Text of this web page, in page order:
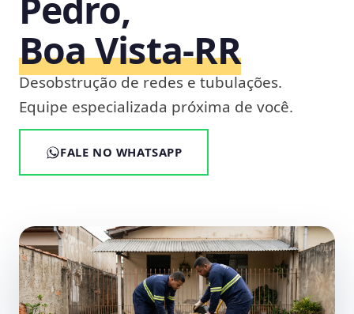
Boa Vista‑RR
Desobstrução de redes e tubulações.
Equipe especializada próxima de você.
FALE NO WHATSAPP